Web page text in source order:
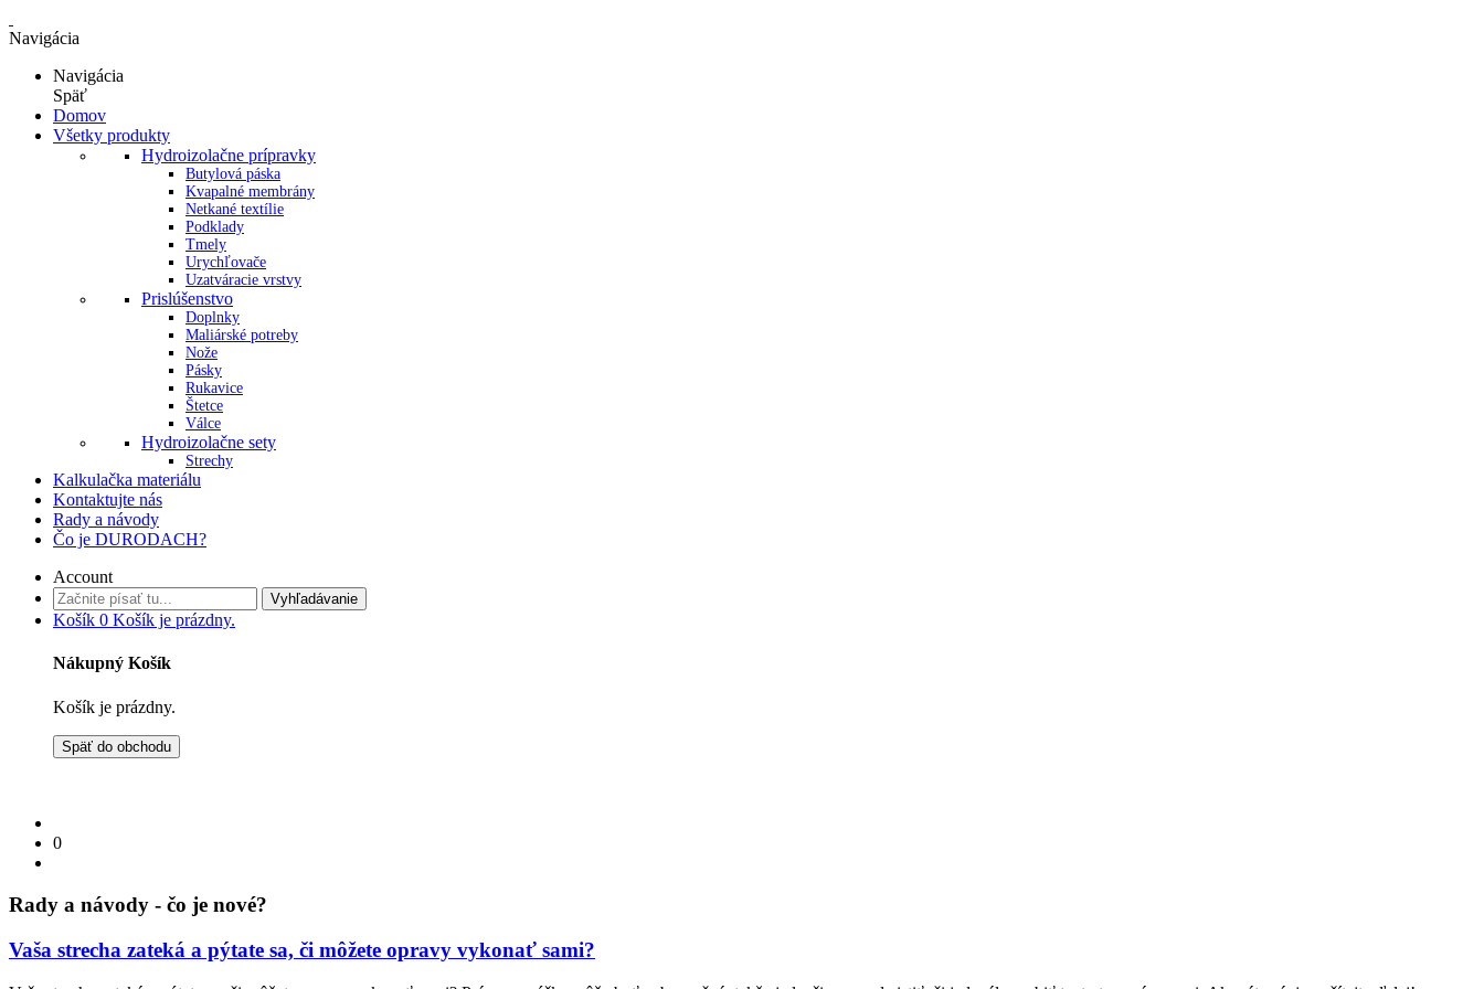
Navigácia
Navigácia
Späť
Domov
Všetky produkty
Hydroizolačne prípravky
Butylová páska
Kvapalné membrány
Netkané textílie
Podklady
Tmely
Urychľovače
Uzatváracie vrstvy
Prislúšenstvo
Doplnky
Maliárské potreby
Nože
Pásky
Rukavice
Štetce
Válce
Hydroizolačne sety
Strechy
Kalkulačka materiálu
Kontaktujte nás
Rady a návody
Čo je DURODACH?
Account
Vyhľadávanie
Košík 0 Košík je prázdny.
Nákupný Košík
Košík je prázdny.
Späť do obchodu
0
Rady a návody - čo je nové?
Vaša strecha zateká a pýtate sa, či môžete opravy vykonať sami?